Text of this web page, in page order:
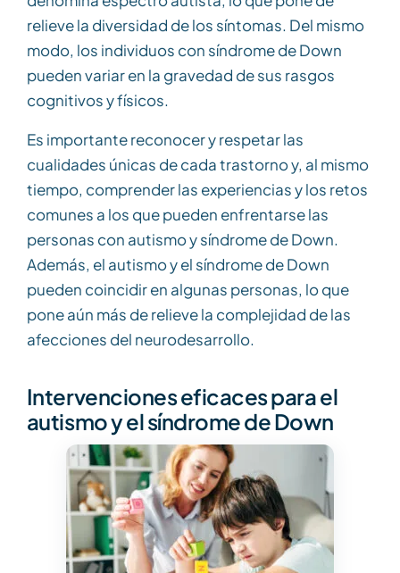
relieve la diversidad de los síntomas. Del mismo
modo, los individuos con síndrome de Down
pueden variar en la gravedad de sus rasgos
cognitivos y físicos.
Es importante reconocer y respetar las
cualidades únicas de cada trastorno y, al mismo
tiempo, comprender las experiencias y los retos
comunes a los que pueden enfrentarse las
personas con autismo y síndrome de Down.
Además, el autismo y el síndrome de Down
pueden coincidir en algunas personas, lo que
pone aún más de relieve la complejidad de las
afecciones del neurodesarrollo.
Intervenciones eficaces para el
autismo y el síndrome de Down